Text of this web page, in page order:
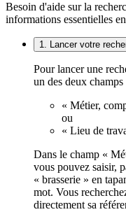
Besoin d'aide sur la
informations essentielles
1. Lancer votre
Pour lancer une
un des deux champs
« Métier,
ou
« Lieu de
Dans le champ «
vous pouvez saisir,
« brasserie » en
mot. Vous
directement sa